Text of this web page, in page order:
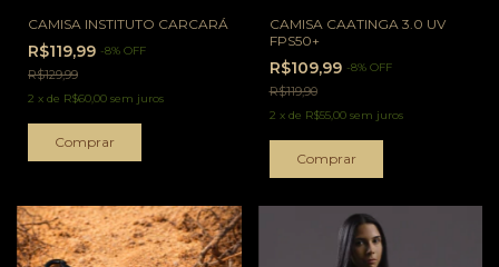
CAMISA INSTITUTO CARCARÁ
R$119,99 -8% OFF
R$129,99
2 x de R$60,00 sem juros
Comprar
CAMISA CAATINGA 3.0 UV
FPS50+
R$109,99 -8% OFF
R$119,90
2 x de R$55,00 sem juros
Comprar